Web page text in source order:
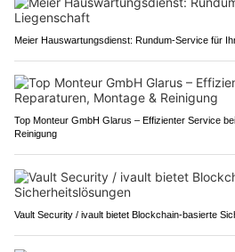
Meier Hauswartungsdienst: Rundum-Service für
Top Monteur GmbH Glarus – Effizienter Service
Reinigung
Vault Security / ivault bietet Blockchain-basierte